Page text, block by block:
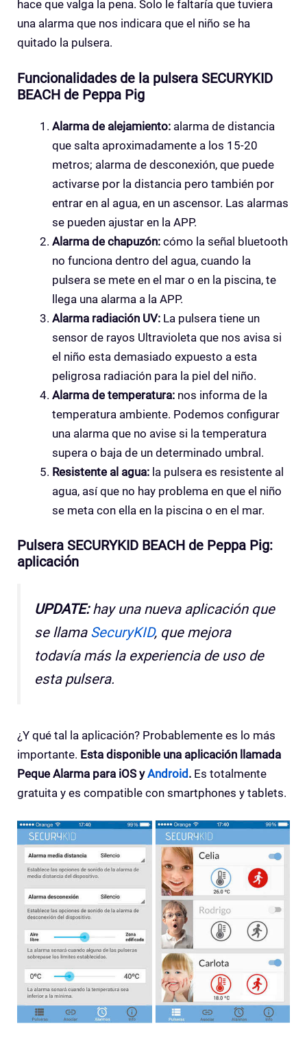
hace que valga la pena. Solo le faltaría que tuviera
una alarma que nos indicara que el niño se ha
quitado la pulsera.
Funcionalidades de la pulsera SECURYKID
BEACH de Peppa Pig
Alarma de alejamiento: alarma de distancia
que salta aproximadamente a los 15-20
metros; alarma de desconexión, que puede
activarse por la distancia pero también por
entrar en al agua, en un ascensor. Las alarmas
se pueden ajustar en la APP.
Alarma de chapuzón: cómo la señal bluetooth
no funciona dentro del agua, cuando la
pulsera se mete en el mar o en la piscina, te
llega una alarma a la APP.
Alarma radiación UV: La pulsera tiene un
sensor de rayos Ultravioleta que nos avisa si
el niño esta demasiado expuesto a esta
peligrosa radiación para la piel del niño.
Alarma de temperatura: nos informa de la
temperatura ambiente. Podemos configurar
una alarma que no avise si la temperatura
supera o baja de un determinado umbral.
Resistente al agua: la pulsera es resistente al
agua, así que no hay problema en que el niño
se meta con ella en la piscina o en el mar.
Pulsera SECURYKID BEACH de Peppa Pig:
aplicación
UPDATE:hay una nueva aplicación que
se llama SecuryKID, que mejora
todavía más la experiencia de uso de
esta pulsera.
¿Y qué tal la aplicación? Probablemente es lo más
importante. Esta disponible una aplicación llamada
Peque Alarma para iOS yAndroid . Es totalmente
gratuita y es compatible con smartphones y tablets.